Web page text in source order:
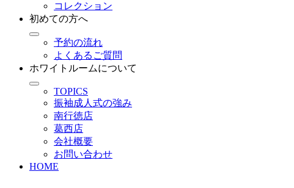
コレクション
初めての方へ
予約の流れ
よくあるご質問
ホワイトルームについて
TOPICS
振袖成人式の強み
南行徳店
葛西店
会社概要
お問い合わせ
HOME